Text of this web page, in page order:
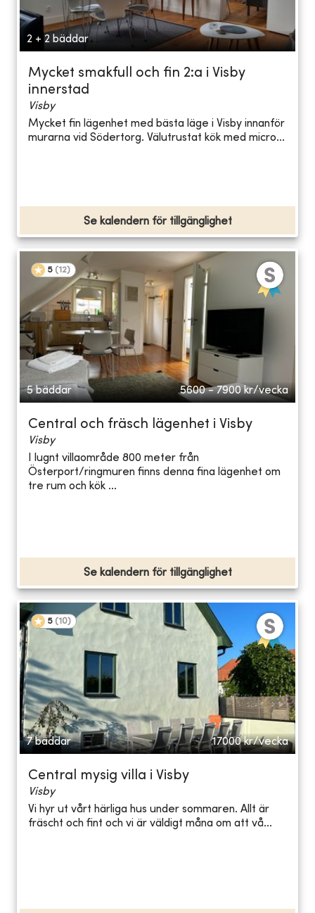
2 + 2 bäddar
Mycket smakfull och fin 2:a i Visby
innerstad
Visby
Mycket fin lägenhet med bästa läge i Visby innanför
murarna vid Södertorg. Välutrustat kök med micro...
Se kalendern för tillgänglighet
5 (12)
5 bäddar 5600 - 7900 kr/vecka
Central och fräsch lägenhet i Visby
Visby
I lugnt villaområde 800 meter från
Österport/ringmuren finns denna fina lägenhet om
tre rum och kök ...
Se kalendern för tillgänglighet
5 (10)
7 bäddar 17000 kr/vecka
Central mysig villa i Visby
Visby
Vi hyr ut vårt härliga hus under sommaren. Allt är
fräscht och fint och vi är väldigt måna om att vå...